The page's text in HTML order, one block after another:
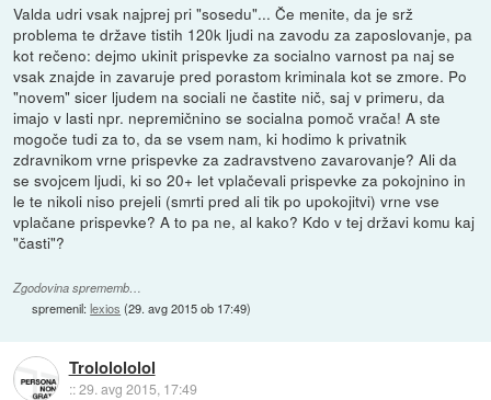
Valda udri vsak najprej pri "sosedu"... Če menite, da je srž
problema te države tistih 120k ljudi na zavodu za zaposlovanje, pa
kot rečeno: dejmo ukinit prispevke za socialno varnost pa naj se
vsak znajde in zavaruje pred porastom kriminala kot se zmore. Po
"novem" sicer ljudem na sociali ne častite nič, saj v primeru, da
imajo v lasti npr. nepremičnino se socialna pomoč vrača! A ste
mogoče tudi za to, da se vsem nam, ki hodimo k privatnik
zdravnikom vrne prispevke za zadravstveno zavarovanje? Ali da
se svojcem ljudi, ki so 20+ let vplačevali prispevke za pokojnino in
le te nikoli niso prejeli (smrti pred ali tik po upokojitvi) vrne vse
vplačane prispevke? A to pa ne, al kako? Kdo v tej državi komu kaj
"časti"?
Zgodovina sprememb…
spremenil:lexios (29. avg 2015 ob 17:49)
Trololololol
::29. avg 2015, 17:49